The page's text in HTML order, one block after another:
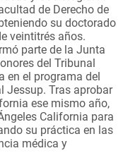
de Derecho de
su doctorado
veintitrés años.
parte de la Junta
del Tribunal
en el programa del
Jessup. Tras aprobar
ese mismo año,
California para
su práctica en las
médica y